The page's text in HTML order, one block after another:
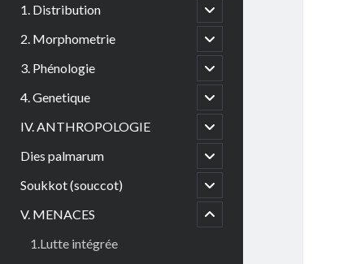
1. Distribution
open
child
menu
2. Morphometrie
open
child
menu
3. Phénologie
open
child
menu
4. Genetique
open
child
menu
IV. ANTHROPOLOGIE
open
child
menu
Dies palmarum
open
child
menu
Soukkot (souccot)
open
child
menu
V. MENACES open
child
menu
1.Lutte intégrée